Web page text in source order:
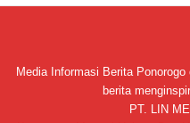
Media Informasi Berita
berita
PT. LIN